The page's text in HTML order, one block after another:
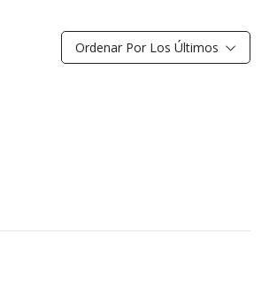
Ordenar Por Los Últimos